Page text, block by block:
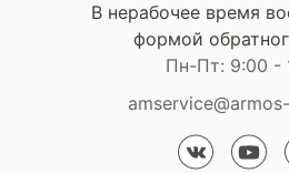
В нерабочее время
формой
Пн-Пт: 9:00 -